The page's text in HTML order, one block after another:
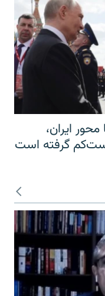
ایران،
گرفته است